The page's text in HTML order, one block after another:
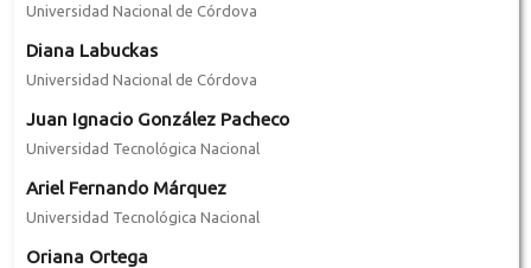
Universidad Nacional de Córdova
Diana Labuckas
Universidad Nacional de Córdova
Juan Ignacio González Pacheco
Universidad Tecnológica Nacional
Ariel Fernando Márquez
Universidad Tecnológica Nacional
Oriana Ortega